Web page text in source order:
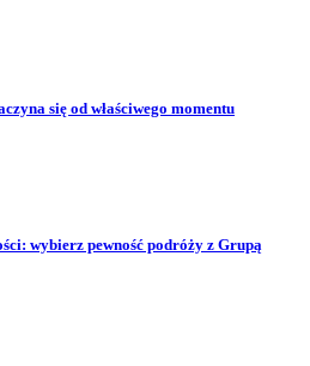
się od właściwego momentu
wybierz pewność podróży z Grupą